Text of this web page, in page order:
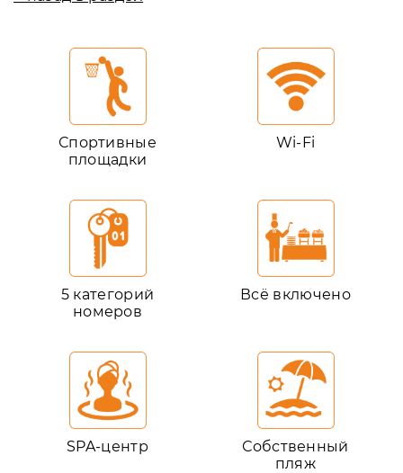
Спортивные
площадки
Wi-Fi
5 категорий
номеров
Всё включено
SPA-центр
Собственный
пляж